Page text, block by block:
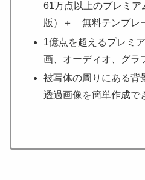
61万点以上のプレミ
版）＋ 無料テンプレ
1億点を超えるプレミ
画、オーディオ、グラ
被写体の周りにある背
透過画像を簡単作成で